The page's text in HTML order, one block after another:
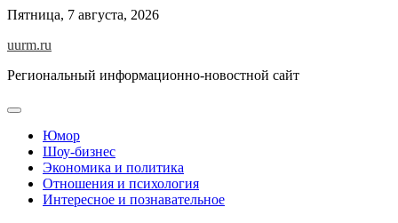
Skip
content
Пятница, 7 августа, 2026
uurm.ru
Региональный информационно-новостной сайт
Юмор
Шоу-бизнес
Экономика и политика
Отношения и психология
Интересное и познавательное